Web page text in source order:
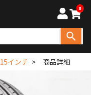
0
15インチ 商品詳細